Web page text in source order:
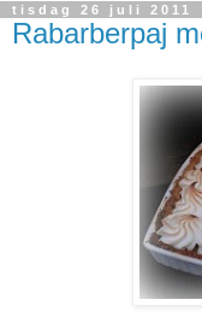
tisdag 26 juli 2011
Rabarberpaj